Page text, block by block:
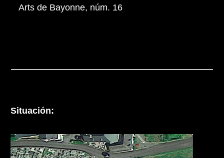
Arts de Bayonne, núm. 16
Situación: